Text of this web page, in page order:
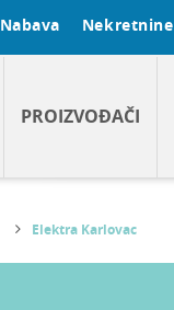
Nabava Nekretnine
PROIZVOĐAČI
Elektra Karlovac